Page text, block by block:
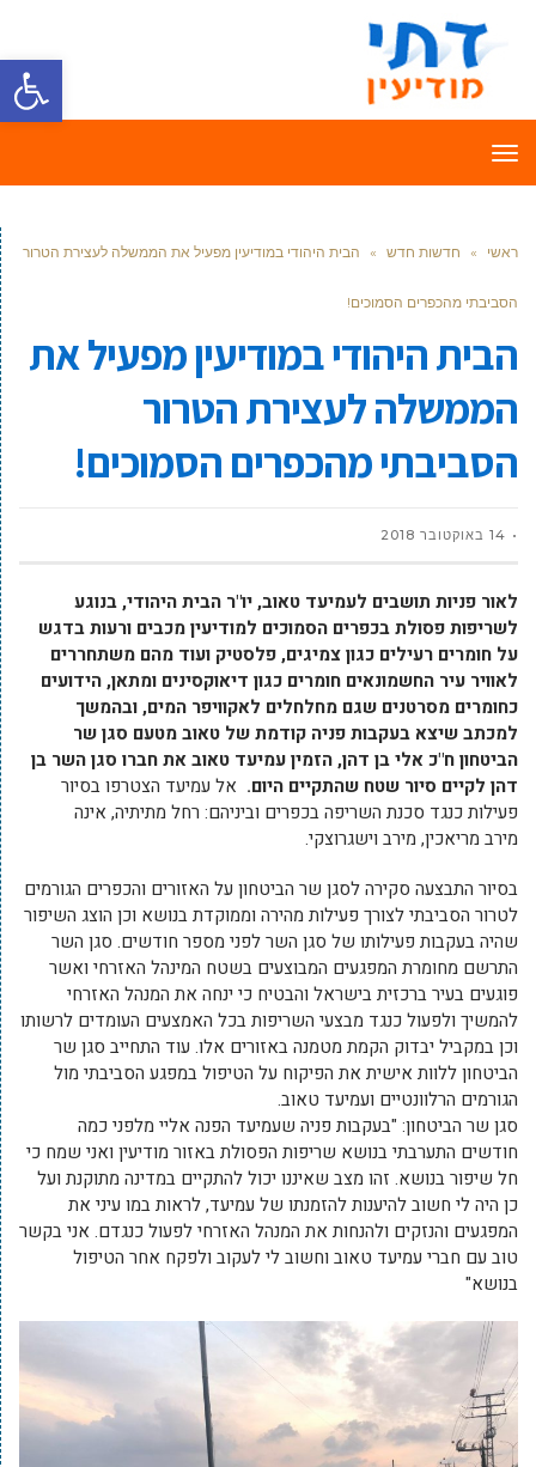
פתח
תפריט
ראשי » חדשות חדש » הבית היהודי במודיעין מפעיל את הממשלה לעצירת הטרור
הסביבתי מהכפרים הסמוכים!
הבית היהודי במודיעין מפעיל את
הממשלה לעצירת הטרור
הסביבתי מהכפרים הסמוכים!
14 באוקטובר 2018
לאור פניות תושבים לעמיעד טאוב, יו"ר הבית היהודי, בנוגע
לשריפות פסולת בכפרים הסמוכים למודיעין מכבים ורעות בדגש
על חומרים רעילים כגון צמיגים, פלסטיק ועוד מהם משתחררים
לאוויר עיר החשמונאים חומרים כגון דיאוקסינים ומתאן, הידועים
כחומרים מסרטנים שגם מחלחלים לאקוויפר המים, ובהמשך
למכתב שיצא בעקבות פניה קודמת של טאוב מטעם סגן שר
הביטחון ח"כ אלי בן דהן, הזמין עמיעד טאוב את חברו סגן השר בן
דהן לקיים סיור שטח שהתקיים היום. אל עמיעד הצטרפו בסיור
פעילות כנגד סכנת השריפה בכפרים וביניהם: רחל מתיתיה, אינה
מירב מריאכין, מירב וישגרוצקי.
בסיור התבצעה סקירה לסגן שר הביטחון על האזורים והכפרים הגורמים
לטרור הסביבתי לצורך פעילות מהירה וממוקדת בנושא וכן הוצג השיפור
שהיה בעקבות פעילותו של סגן השר לפני מספר חודשים. סגן השר
התרשם מחומרת המפגעים המבוצעים בשטח המינהל האזרחי ואשר
פוגעים בעיר ברכזית בישראל והבטיח כי ינחה את המנהל האזרחי
להמשיך ולפעול כנגד מבצעי השריפות בכל האמצעים העומדים לרשותו
וכן במקביל יבדוק הקמת מטמנה באזורים אלו. עוד התחייב סגן שר
הביטחון ללוות אישית את הפיקוח על הטיפול במפגע הסביבתי מול
הגורמים הרלוונטיים ועמיעד טאוב.
סגן שר הביטחון: "בעקבות פניה שעמיעד הפנה אליי מלפני כמה
חודשים התערבתי בנושא שריפות הפסולת באזור מודיעין ואני שמח כי
חל שיפור בנושא. זהו מצב שאיננו יכול להתקיים במדינה מתוקנת ועל
כן היה לי חשוב להיענות להזמנתו של עמיעד, לראות במו עיני את
המפגעים והנזקים ולהנחות את המנהל האזרחי לפעול כנגדם. אני בקשר
טוב עם חברי עמיעד טאוב וחשוב לי לעקוב ולפקח אחר הטיפול
בנושא"